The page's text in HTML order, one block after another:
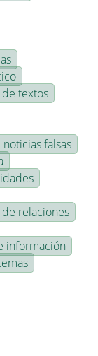
textos
falsas
relaciones
información